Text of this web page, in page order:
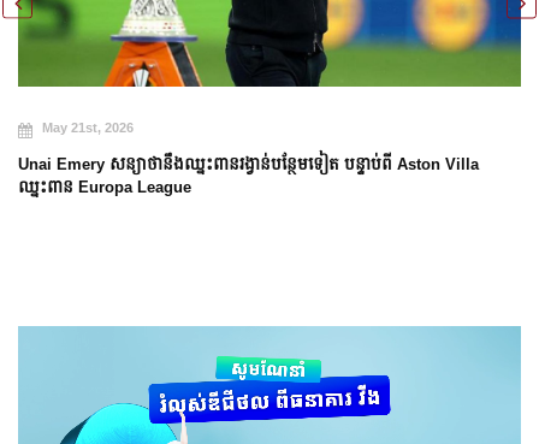
May 21st, 2026
Unai Emery សន្យាថានឹងឈ្នះពានរង្វាន់បន្ថែមទៀត បន្ទាប់ពី Aston Villa
ឈ្នះពាន Europa League